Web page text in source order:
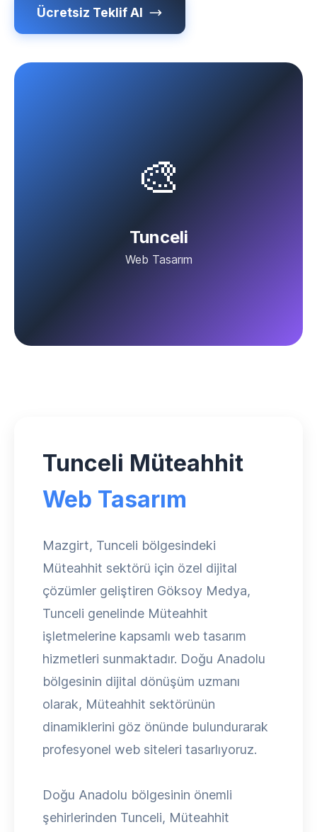
Ücretsiz Teklif Al
🎨
Tunceli
Web Tasarım
Tunceli Müteahhit
Web Tasarım
Mazgirt, Tunceli bölgesindeki
Müteahhit sektörü için özel dijital
çözümler geliştiren Göksoy Medya,
Tunceli genelinde Müteahhit
işletmelerine kapsamlı web tasarım
hizmetleri sunmaktadır. Doğu Anadolu
bölgesinin dijital dönüşüm uzmanı
olarak, Müteahhit sektörünün
dinamiklerini göz önünde bulundurarak
profesyonel web siteleri tasarlıyoruz.
Doğu Anadolu bölgesinin önemli
şehirlerinden Tunceli, Müteahhit